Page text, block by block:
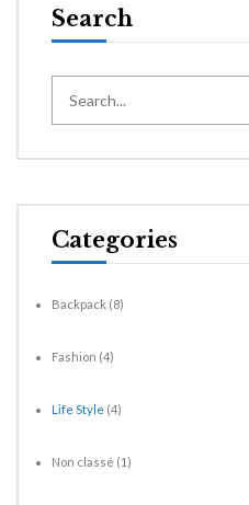
Search
Categories
Backpack (8)
Fashion (4)
Life Style (4)
Non classé (1)